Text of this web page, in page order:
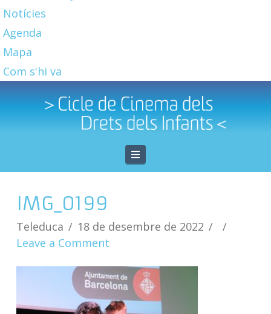
Notícies
Agenda
Mapa
Com s'hi va
Navigation
IMG_0199
Teleduca
18 de desembre de 2022
Leave a Comment